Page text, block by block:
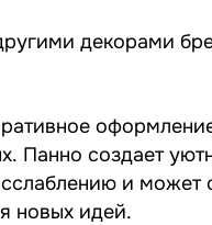
декорами
Панно создает
и может
новых идей.